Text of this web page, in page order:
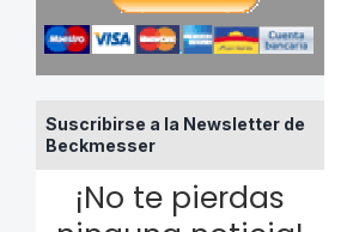
Suscribirse a la Newsletter de
Beckmesser
¡No te pierdas